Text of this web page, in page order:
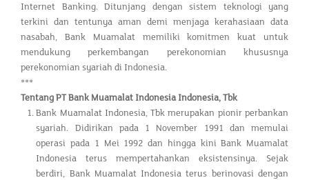
Internet Banking. Ditunjang dengan sistem teknologi yang
terkini dan tentunya aman demi menjaga kerahasiaan data
nasabah, Bank Muamalat memiliki komitmen kuat untuk
mendukung perkembangan perekonomian khususnya
perekonomian syariah di Indonesia.
***
Tentang PT Bank Muamalat Indonesia Indonesia, Tbk
Bank Muamalat Indonesia, Tbk merupakan pionir perbankan
syariah. Didirikan pada 1 November 1991 dan memulai
operasi pada 1 Mei 1992 dan hingga kini Bank Muamalat
Indonesia terus mempertahankan eksistensinya. Sejak
berdiri, Bank Muamalat Indonesia terus berinovasi dengan